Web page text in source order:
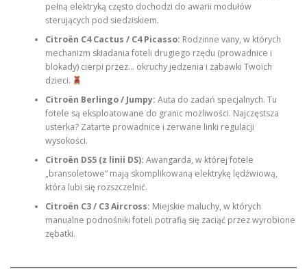
pełną elektryką często dochodzi do awarii modułów
sterujących pod siedziskiem.
Citroën C4 Cactus / C4 Picasso: Rodzinne vany, w których
mechanizm składania foteli drugiego rzędu (prowadnice i
blokady) cierpi przez… okruchy jedzenia i zabawki Twoich
dzieci.
Citroën Berlingo / Jumpy: Auta do zadań specjalnych. Tu
fotele są eksploatowane do granic możliwości. Najczęstsza
usterka? Zatarte prowadnice i zerwane linki regulacji
wysokości.
Citroën DS5 (z linii DS): Awangarda, w której fotele
„bransoletowe” mają skomplikowaną elektrykę lędźwiową,
która lubi się rozszczelnić.
Citroën C3 / C3 Aircross: Miejskie maluchy, w których
manualne podnośniki foteli potrafią się zaciąć przez wyrobione
zębatki.